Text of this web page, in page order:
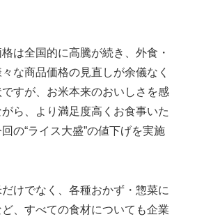
は全国的に高騰が続き、外食・
な商品価格の見直しが余儀なく
すが、お米本来のおいしさを感
ら、より満足度高くお食事いた
の“ライス大盛”の値下げを実施
けでなく、各種おかず・惣菜に
、すべての食材についても企業